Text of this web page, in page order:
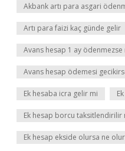
Akbank artı para asgari
Artı para faizi kaç günde gelir
Avans hesap 1 ay
Avans hesap ödemesi
Ek hesaba icra gelir mi
Ek hesap borcu taksitlendirilir
Ek hesap ekside olursa ne olur